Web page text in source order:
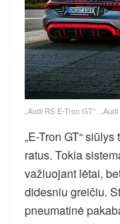
„Audi RS E-Tron GT“.
„E-Tron GT“
ratus. Tokia
važiuojant lėtai,
didesniu greičiu.
pneumatinė